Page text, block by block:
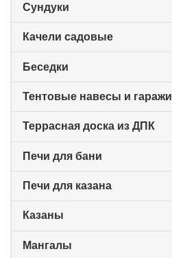
Сундуки
Качели садовые
Беседки
Тентовые навесы и гаражи
Террасная доска из ДПК
Печи для бани
Печи для казана
Казаны
Мангалы